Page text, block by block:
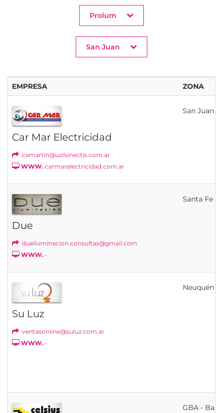
Prolum
San Juan
EMPRESA ZONA
Car Mar Electricidad
camartin@uolsinectis.com.ar
WWW. carmarelectricidad.com.ar
San Juan
Due
dueiluminacion.consultas@gmail.com
WWW. -
Santa Fe
Su Luz
ventasonline@suluz.com.ar
WWW. -
Neuquén
GBA -